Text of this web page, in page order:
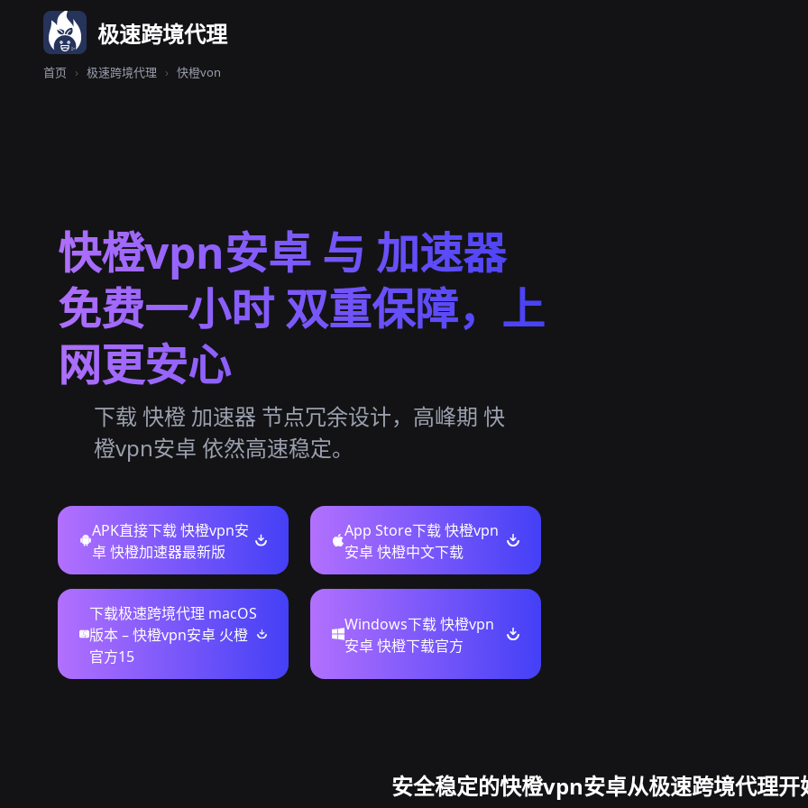
极速跨境代理
首页 › 极速跨境代理 › 快橙von
快橙vpn安卓 与 加速器
免费一小时 双重保障，上
网更安心
下载 快橙 加速器 节点冗余设计，高峰期 快
橙vpn安卓 依然高速稳定。
APK直接下载 快橙vpn安
卓 快橙加速器最新版
App Store下载 快橙vpn
安卓 快橙中文下载
下载极速跨境代理 macOS
版本 – 快橙vpn安卓 火橙
官方15
Windows下载 快橙vpn
安卓 快橙下载官方
安全稳定的快橙vpn安卓从极速跨境代理开